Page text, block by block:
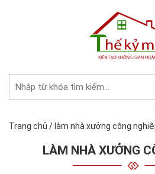
Trang chủ / làm nhà xưởng công
LÀM NHÀ XƯỞNG